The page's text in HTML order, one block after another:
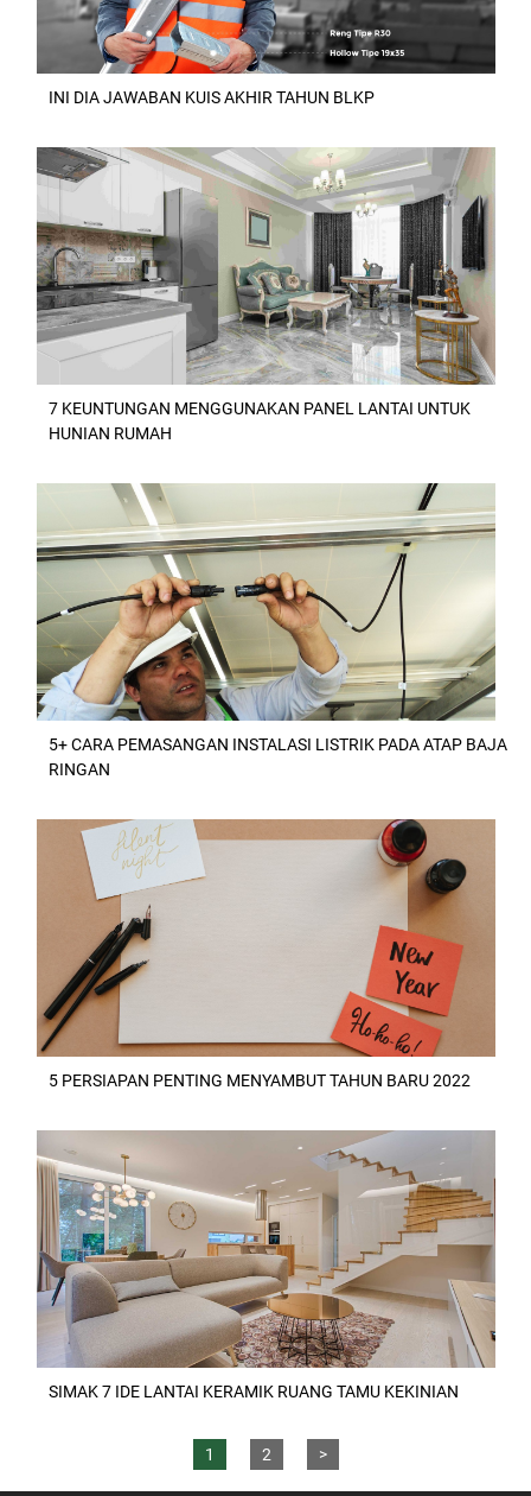
INI DIA JAWABAN KUIS AKHIR TAHUN BLKP
7 KEUNTUNGAN MENGGUNAKAN PANEL LANTAI UNTUK
HUNIAN RUMAH
5+ CARA PEMASANGAN INSTALASI LISTRIK PADA ATAP BAJA
RINGAN
5 PERSIAPAN PENTING MENYAMBUT TAHUN BARU 2022
SIMAK 7 IDE LANTAI KERAMIK RUANG TAMU KEKINIAN
1 2 >